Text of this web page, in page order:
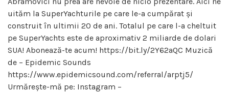
uităm la SuperYachturile pe care le-a cumpărat și
construit în ultimii 20 de ani. Totalul pe care l-a cheltuit
pe SuperYachts este de aproximativ 2 miliarde de dolari
SUA! Abonează-te acum! https://bit.ly/2Y62aQC Muzică
de – Epidemic Sounds
https://www.epidemicsound.com/referral/arptj5/
Urmărește-mă pe: Instagram –